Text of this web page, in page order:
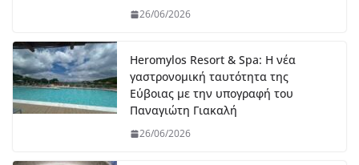
26/06/2026
Heromylos Resort & Spa: Η νέα
γαστρονομική ταυτότητα της
Εύβοιας με την υπογραφή του
Παναγιώτη Γιακαλή
26/06/2026